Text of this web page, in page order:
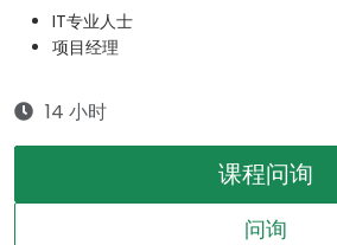
IT专业人士
项目经理
14 小时
课程问询
问询